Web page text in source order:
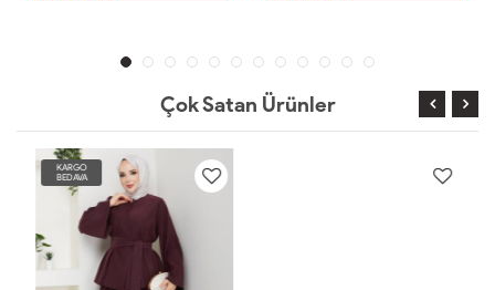
Çok Satan Ürünler
KARGO
BEDAVA